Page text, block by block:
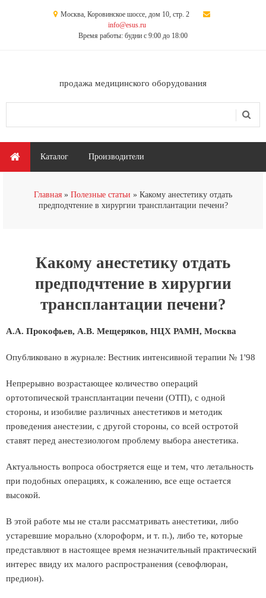
Москва, Коровинское шоссе, дом 10, стр. 2
info@esus.ru
Время работы: будни с 9:00 до 18:00
продажа медицинского оборудования
Главное меню
Каталог Производители
Главная Полезные статьи
Какому анестетику отдать
предподчтение в хирургии трансплантации печени?
Какому анестетику отдать
предподчтение в хирургии
трансплантации печени?
А.А. Прокофьев, А.В. Мещеряков, НЦХ РАМН, Москва
Опубликовано в журнале: Вестник интенсивной терапии № 1'98
Непрерывно возрастающее количество операций
ортотопической трансплантации печени (ОТП), с одной
стороны, и изобилие различных анестетиков и методик
проведения анестезии, с другой стороны, со всей остротой
ставят перед анестезиологом проблему выбора анестетика.
Актуальность вопроса обостряется еще и тем, что летальность
при подобных операциях, к сожалению, все еще остается
высокой.
В этой работе мы не стали рассматривать анестетики, либо
устаревшие морально (хлороформ, и т. п.), либо те, которые
представляют в настоящее время незначительный практический
интерес ввиду их малого распространения (севофлюран,
предион).